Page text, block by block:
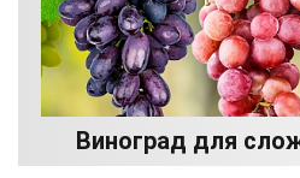
Виноград для